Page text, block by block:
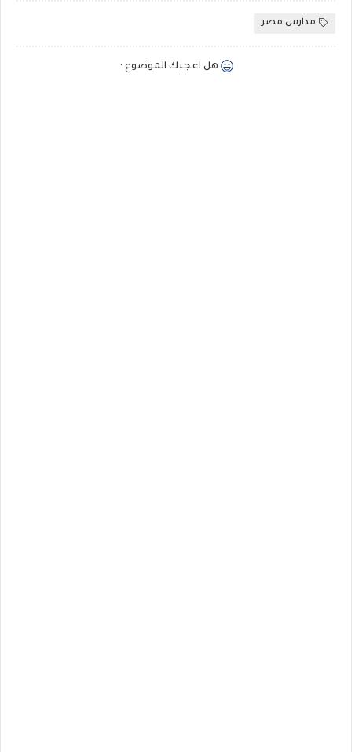
مدارس مصر
هل اعجبك الموضوع :